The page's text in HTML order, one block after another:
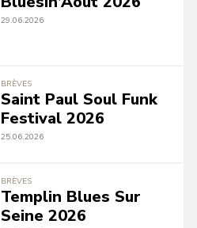
29.06.2026
BRÈVES
Saint Paul Soul Funk
Festival 2026
25.06.2026
BRÈVES
Templin Blues Sur
Seine 2026